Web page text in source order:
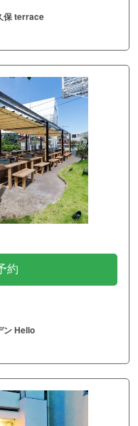
保 terrace
約
ン Hello